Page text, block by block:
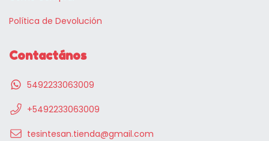
Política de Devolución
Contactános
5492233063009
+5492233063009
tesintesan.tienda@gmail.com